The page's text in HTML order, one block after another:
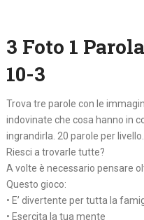
3 Foto 1
10-3
Trova tre parole con le
indovinate che cosa hanno in
ingrandirla. 20 parole per
Riesci a trovarle tutte?
A volte è necessario pensare
Questo gioco:
• E’ divertente per tutta la
• Esercita la tua mente